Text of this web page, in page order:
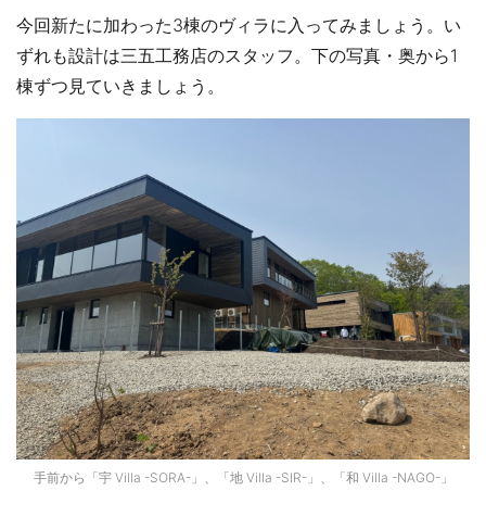
今回新たに加わった3棟のヴィラに入ってみましょう。い
ずれも設計は三五工務店のスタッフ。下の写真・奥から1
棟ずつ見ていきましょう。
手前から「宇 Villa -SORA-」、「地 Villa -SIR-」、「和 Villa -NAGO-」